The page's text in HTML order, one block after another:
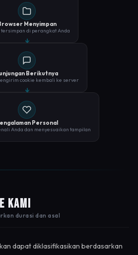
Menyimpan
tersimpan di perangkat Anda
Berikutnya
cookie kembali ke server
Personal
Anda dan menyesuaikan tampilan
Kami
durasi dan asal
dapat diklasifikasikan berdasarkan